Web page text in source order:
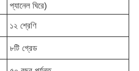
প্যানেল ঘিরে)
১২ শ্রেণি
৮টি গ্রেড